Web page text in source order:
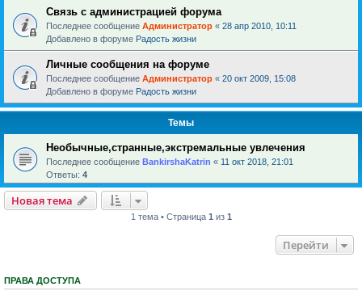
Связь с администрацией форума
Последнее сообщение Администратор « 28 апр 2010, 10:11
Добавлено в форуме Радость жизни
Личные сообщения на форуме
Последнее сообщение Администратор « 20 окт 2009, 15:08
Добавлено в форуме Радость жизни
Темы
Необычные,странные,экстремальные увлечения
Последнее сообщение BankirshaKatrin « 11 окт 2018, 21:01
Ответы: 4
Новая тема
1 тема • Страница 1 из 1
Перейти
ПРАВА ДОСТУПА